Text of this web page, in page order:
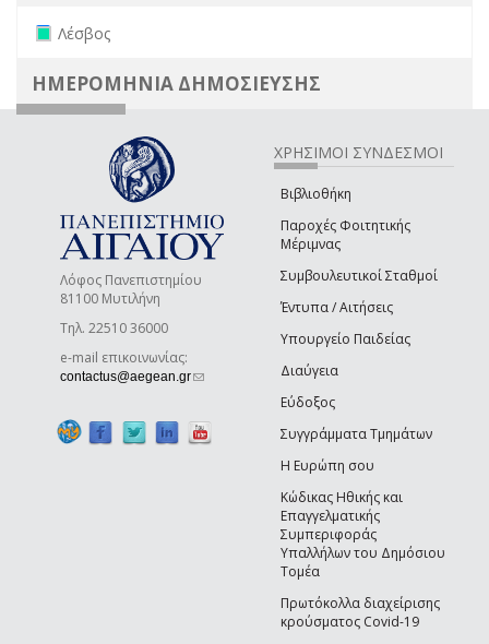
Remove Λέσβος filter
Λέσβος
ΗΜΕΡΟΜΗΝΙΑ ΔΗΜΟΣΙΕΥΣΗΣ
Λόφος Πανεπιστημίου
81100 Μυτιλήνη
Τηλ. 22510 36000
e-mail επικοινωνίας:
contactus@aegean.gr(link sends e-mail)
ΧΡΗΣΙΜΟΙ ΣΥΝΔΕΣΜΟΙ
Βιβλιοθήκη
Παροχές Φοιτητικής
Μέριμνας
Συμβουλευτικοί Σταθμοί
Έντυπα / Αιτήσεις
Υπουργείο Παιδείας
Διαύγεια
Εύδοξος
Συγγράμματα Τμημάτων
Η Ευρώπη σου
Κώδικας Ηθικής και
Επαγγελματικής
Συμπεριφοράς
Υπαλλήλων του Δημόσιου
Τομέα
Πρωτόκολλα διαχείρισης
κρούσματος Covid-19